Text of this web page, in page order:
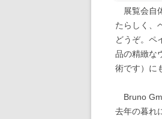
展覧会自
たらしく、
どうぞ。ペ
品の精緻な
術です）に
Bruno
去年の暮れ